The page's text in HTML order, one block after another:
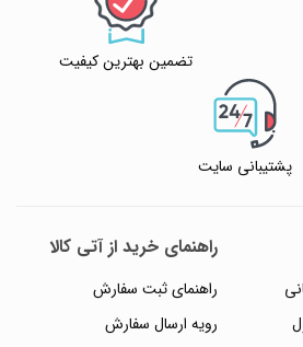
تضمین بهترین کیفیت
پشتیبانی سایت
راهنمای خرید از آتی کالا
راهنمای ثبت سفارش
رویه ارسال سفارش